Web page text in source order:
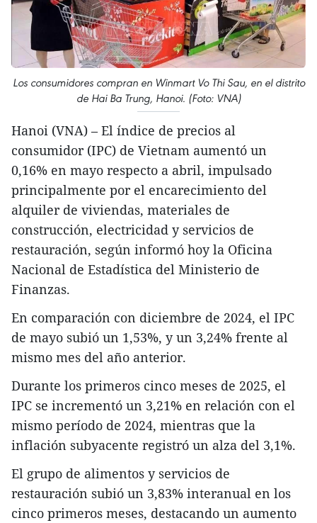
Los consumidores compran en Winmart Vo Thi Sau, en el distrito
de Hai Ba Trung, Hanoi. (Foto: VNA)
Hanoi (VNA) – El índice de precios al
consumidor (IPC) de Vietnam aumentó un
0,16% en mayo respecto a abril, impulsado
principalmente por el encarecimiento del
alquiler de viviendas, materiales de
construcción, electricidad y servicios de
restauración, según informó hoy la Oficina
Nacional de Estadística del Ministerio de
Finanzas.
En comparación con diciembre de 2024, el IPC
de mayo subió un 1,53%, y un 3,24% frente al
mismo mes del año anterior.
Durante los primeros cinco meses de 2025, el
IPC se incrementó un 3,21% en relación con el
mismo período de 2024, mientras que la
inflación subyacente registró un alza del 3,1%.
El grupo de alimentos y servicios de
restauración subió un 3,83% interanual en los
cinco primeros meses, destacando un aumento